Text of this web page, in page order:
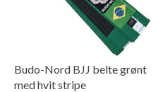
Budo-Nord BJJ belte grønt
med hvit stripe